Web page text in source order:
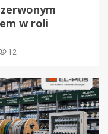
w roli
12